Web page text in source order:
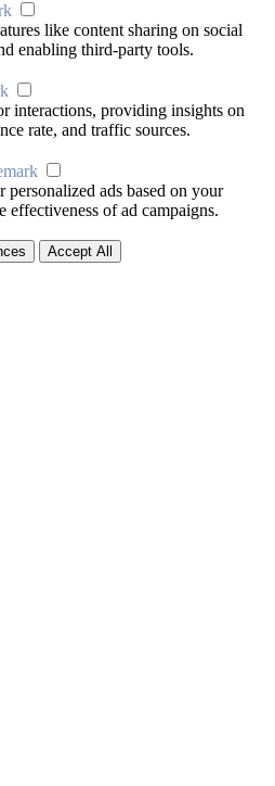
like content sharing on social
enabling third-party tools.
interactions, providing insights on
rate, and traffic sources.
ads based on your
effectiveness of ad campaigns.
Accept All